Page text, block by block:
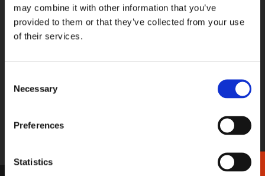
may combine it with other information that you’ve
provided to them or that they’ve collected from your use
of their services.
Selection
Necessary
Preferences
Statistics
Wij staan voor u klaar van maandag
t/m vrijdag tussen 09:00 en 17:00